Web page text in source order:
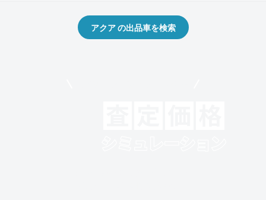
アクア の出品車を検索